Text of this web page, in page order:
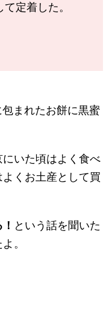
定着した。
まれたお餅に黒蜜
いた頃はよく食べ
くお土産として買
という話を聞いた
。